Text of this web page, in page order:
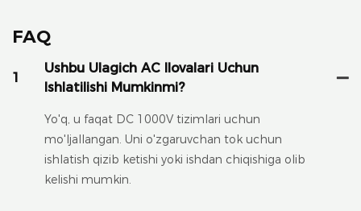
FAQ
1
Ushbu Ulagich AC Ilovalari Uchun
Ishlatilishi Mumkinmi?
Yo'q, u faqat DC 1000V tizimlari uchun
mo'ljallangan. Uni o'zgaruvchan tok uchun
ishlatish qizib ketishi yoki ishdan chiqishiga olib
kelishi mumkin.